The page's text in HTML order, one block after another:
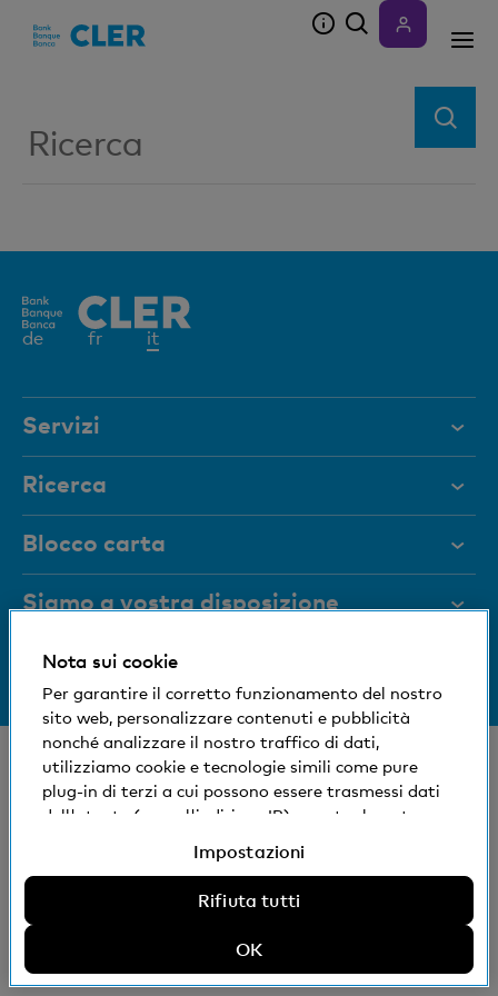
de fr itElemento
Servizi
Aiuto e contatto
Documenti
Organi dirigenti
Medien
Impronta sociale ed ecologica
Ricerca
Blocco carta
+41 (0)800 88 99 66
Siamo a vostra disposizione
Aiuto e contatto
Succursali e Bancomat
Informazioni sulla banca
© Banca Cler
Condizioni e avvisi giuridici
Nota sui cookie
Per garantire il corretto funzionamento del nostro
sito web, personalizzare contenuti e pubblicità
nonché analizzare il nostro traffico di dati,
utilizziamo cookie e tecnologie simili come pure
plug-in di terzi a cui possono essere trasmessi dati
dell'utente (come l'indirizzo IP), eventualmente
modificare le impostazioni per l'uso di cookie e
relativa divulgazione di dati. Ulteriori informazioni:
Impostazioni
Rifiuta tutti
OK